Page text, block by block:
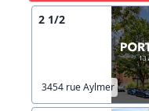
2 1/2
3454 rue Aylmer